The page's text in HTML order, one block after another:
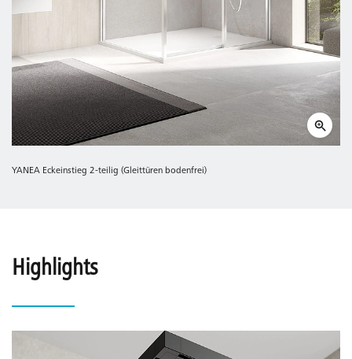
YANEA Eckeinstieg 2-teilig (Gleittüren bodenfrei)
Highlights